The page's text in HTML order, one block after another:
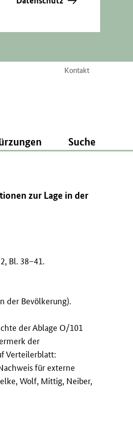
Kontakt
Suche
zur Lage in der
Bl. 38–41.
der Bevölkerung).
der Ablage O/101
der
Verteilerblatt:
für externe
Wolf, Mittig, Neiber,